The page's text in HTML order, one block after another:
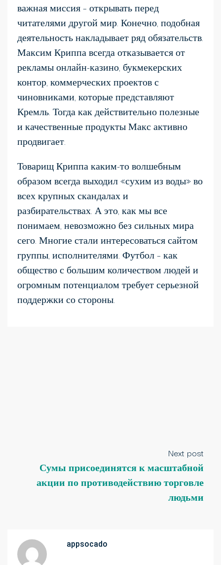
важная миссия – открывать перед
читателями другой мир. Конечно, подобная
деятельность накладывает ряд обязательств.
Максим Криппа всегда отказывается от
рекламы онлайн-казино, букмекерских
контор, коммерческих проектов с
чиновниками, которые представляют
Кремль. Тогда как действительно полезные
и качественные продукты Макс активно
продвигает.
Товарищ Криппа каким-то волшебным
образом всегда выходил «сухим из воды» во
всех крупных скандалах и
разбирательствах. А это, как мы все
понимаем, невозможно без сильных мира
сего. Многие стали интересоваться сайтом
группы, исполнителями. Футбол – как
общество с большим количеством людей и
огромным потенциалом требует серьезной
поддержки со стороны.
Next post
Сумы присоединятся к масштабной
акции по противодействию торговле
людьми
appsocado